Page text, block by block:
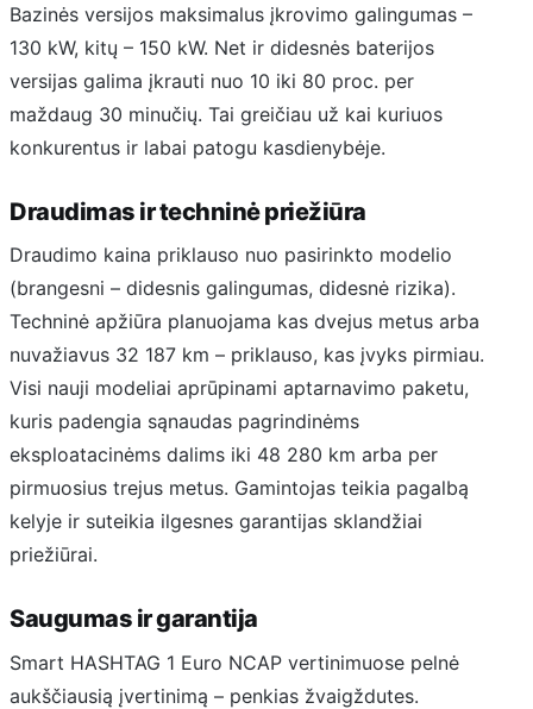
Bazinės versijos maksimalus įkrovimo galingumas –
130 kW, kitų – 150 kW. Net ir didesnės baterijos
versijas galima įkrauti nuo 10 iki 80 proc. per
maždaug 30 minučių. Tai greičiau už kai kuriuos
konkurentus ir labai patogu kasdienybėje.
Draudimas ir techninė priežiūra
Draudimo kaina priklauso nuo pasirinkto modelio
(brangesni – didesnis galingumas, didesnė rizika).
Techninė apžiūra planuojama kas dvejus metus arba
nuvažiavus 32 187 km – priklauso, kas įvyks pirmiau.
Visi nauji modeliai aprūpinami aptarnavimo paketu,
kuris padengia sąnaudas pagrindinėms
eksploatacinėms dalims iki 48 280 km arba per
pirmuosius trejus metus. Gamintojas teikia pagalbą
kelyje ir suteikia ilgesnes garantijas sklandžiai
priežiūrai.
Saugumas ir garantija
Smart HASHTAG 1 Euro NCAP vertinimuose pelnė
aukščiausią įvertinimą – penkias žvaigždutes.